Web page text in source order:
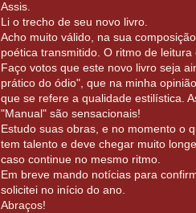
Assis.
Li o trecho de seu novo livro.
Acho muito válido, na sua
poética transmitido. O ritmo de
Faço votos que este novo livro seja
prático do ódio", que na minha
que se refere a qualidade estilística.
"Manual" são sensacionais!
Estudo suas obras, e no momento o
tem talento e deve chegar muito
caso continue no mesmo ritmo.
Em breve mando notícias para
solicitei no início do ano.
Abraços!